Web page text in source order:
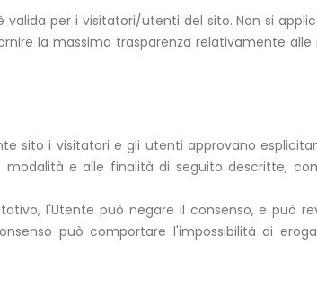
per i visitatori/utenti del sito. Non si
la massima trasparenza relativamente alle
sito i visitatori e gli utenti approvano
e alle finalità di seguito descritte,
l'Utente può negare il consenso, e può
può comportare l'impossibilità di